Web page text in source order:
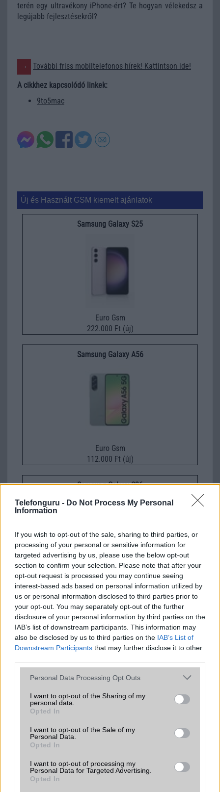
Telefonguru - Do Not Process My Personal
Information
If you wish to opt-out of the sale, sharing to third parties, or
processing of your personal or sensitive information for
targeted advertising by us, please use the below opt-out
section to confirm your selection. Please note that after your
opt-out request is processed you may continue seeing
interest-based ads based on personal information utilized by
us or personal information disclosed to third parties prior to
your opt-out. You may separately opt-out of the further
disclosure of your personal information by third parties on the
IAB’s list of downstream participants. This information may
also be disclosed by us to third parties on the IAB’s List of
Downstream Participants that may further disclose it to other
Please note that this website/app uses one or more Google
not limited to your visit or usage behaviour. You may click to
grant or deny consent to Google and its third-party tags to
use your data for below specified purposes in below Google
consent section.
Personal Data Processing Opt Outs
I want to opt-out of the Sharing of my
personal data.
Opted In
I want to opt-out of the Sale of my
Personal Data.
Opted In
I want to opt-out of processing my
Personal Data for Targeted Advertising.
Opted In
terén egy ultravékony iPhone-ért? Te hogyan vélekedsz a
legújabb fejlesztésekről?
További friss mobiltelefonos hírek! Kattintson ide!
A cikkhez kapcsolódó linkek:
9to5mac
Új és Használt GSM kiemelt ajánlatok
Samsung Galaxy S25
Euro Gsm
222.000 Ft (új)
Samsung Galaxy A56
Euro Gsm
112.000 Ft (új)
Samsung Galaxy S26
Euro Gsm
267.000 Ft (új)
iPhone 17 Pro – Ezekkel az új
2025.05.28| MacRumors
hivatalos bemutatója csak 2025 szeptemberére várható,
már most számos pletyka látott napvilágot az Apple
következő csúcskészülékeiről.
Sokk az Apple-nél: Az iPhone 16e ára
letarolja a piacot – ez már nem az olcsó
2025.02.21| 9to5mac
Az Apple mindenkit meglepett az iPhone 16e árával – ha